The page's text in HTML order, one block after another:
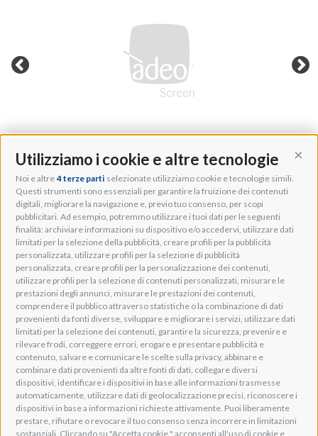
Utilizziamo i cookie e altre tecnologie
Noi e altre 4 terze parti selezionate utilizziamo cookie e tecnologie simili.
Questi strumenti sono essenziali per garantire la fruizione dei contenuti
digitali, migliorare la navigazione e, previo tuo consenso, per scopi
pubblicitari. Ad esempio, potremmo utilizzare i tuoi dati per le seguenti
finalità: archiviare informazioni su dispositivo e/o accedervi, utilizzare dati
limitati per la selezione della pubblicità, creare profili per la pubblicità
personalizzata, utilizzare profili per la selezione di pubblicità
personalizzata, creare profili per la personalizzazione dei contenuti,
utilizzare profili per la selezione di contenuti personalizzati, misurare le
prestazioni degli annunci, misurare le prestazioni dei contenuti,
comprendere il pubblico attraverso statistiche o la combinazione di dati
provenienti da fonti diverse, sviluppare e migliorare i servizi, utilizzare dati
limitati per la selezione dei contenuti, garantire la sicurezza, prevenire e
rilevare frodi, correggere errori, erogare e presentare pubblicità e
contenuto, salvare e comunicare le scelte sulla privacy, abbinare e
combinare dati provenienti da altre fonti di dati, collegare diversi
dispositivi, identificare i dispositivi in base alle informazioni trasmesse
automaticamente, utilizzare dati di geolocalizzazione precisi, riconoscere i
dispositivi in base a informazioni richieste attivamente. Puoi liberamente
prestare, rifiutare o revocare il tuo consenso senza incorrere in limitazioni
sostanziali. Cliccando su "Accetta cookie," acconsenti all'uso di cookie e
Adeo Group S.r.l.
Via della Zarga, 50
Lavis, 38015 TN, Italy
Tel: +39 0461 248211
P.IVA: IT01262500224
PEC: pec@pec.adeogroup.it
SDI: T04ZHR3
info@adeogroup.it
Adeo ProAV
Adeo HomeAV
Adeo Screen
Screen Research
Adeum Cinema Suite